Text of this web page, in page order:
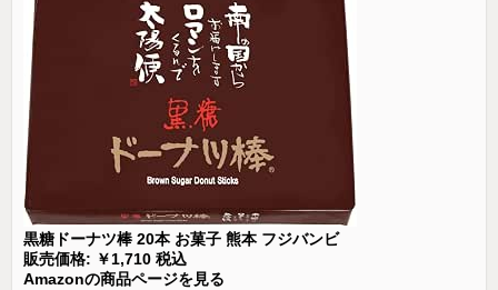
黒糖ドーナツ棒 20本 お菓子 熊本 フジバンビ
販売価格: ￥1,710 税込
Amazonの商品ページを見る